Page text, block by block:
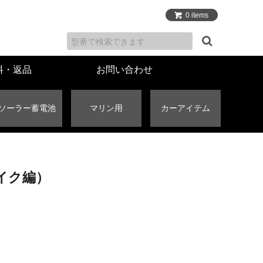
0 items
・返品 お問い合わせ
ソーラー蓄電池 マリン用 カーアイテム
編）